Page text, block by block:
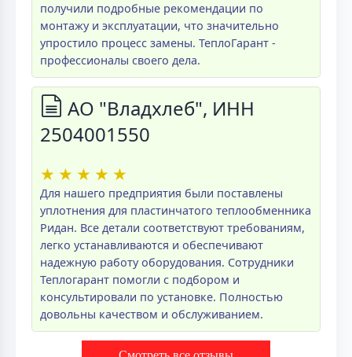
получили подробные рекомендации по
монтажу и эксплуатации, что значительно
упростило процесс замены. ТеплоГарант -
профессионалы своего дела.
АО "Владхлеб", ИНН
2504001550
★ ★ ★ ★ ★
Для нашего предприятия были поставлены
уплотнения для пластинчатого теплообменника
Ридан. Все детали соответствуют требованиям,
легко устанавливаются и обеспечивают
надежную работу оборудования. Сотрудники
Теплогарант помогли с подбором и
консультировали по установке. Полностью
довольны качеством и обслуживанием.